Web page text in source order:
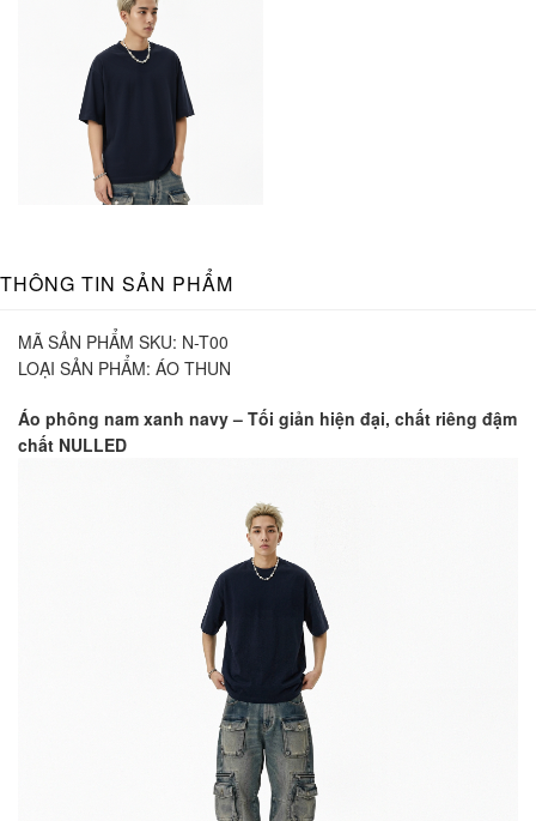
THÔNG TIN SẢN PHẨM
MÃ SẢN PHẨM SKU: N-T00
LOẠI SẢN PHẨM: ÁO THUN
Áo phông nam xanh navy – Tối giản hiện đại, chất riêng đậm
chất NULLED